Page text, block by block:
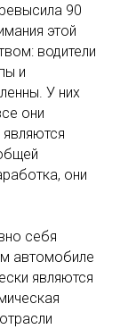
90
этой
водители
и
У них
они
они
себя
автомобиле
являются